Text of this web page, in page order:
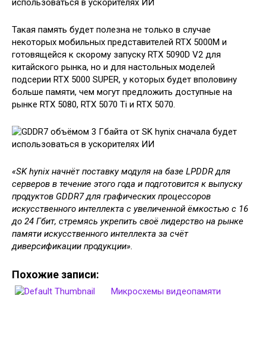
Такая память будет полезна не только в случае
некоторых мобильных представителей RTX 5000M и
готовящейся к скорому запуску RTX 5090D V2 для
китайского рынка, но и для настольных моделей
подсерии RTX 5000 SUPER, у которых будет вполовину
больше памяти, чем могут предложить доступные на
рынке RTX 5080, RTX 5070 Ti и RTX 5070.
«SK hynix начнёт поставку модуля на базе LPDDR для
серверов в течение этого года и подготовится к выпуску
продуктов GDDR7 для графических процессоров
искусственного интеллекта с увеличенной ёмкостью с 16
до 24 Гбит, стремясь укрепить своё лидерство на рынке
памяти искусственного интеллекта за счёт
диверсификации продукции».
Похожие записи:
Микросхемы видеопамяти